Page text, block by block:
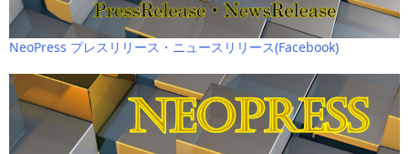
NeoPress プレスリリース・ニュースリリース(Facebook)